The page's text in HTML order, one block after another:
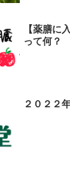
【薬膳に
って何？
２０２２